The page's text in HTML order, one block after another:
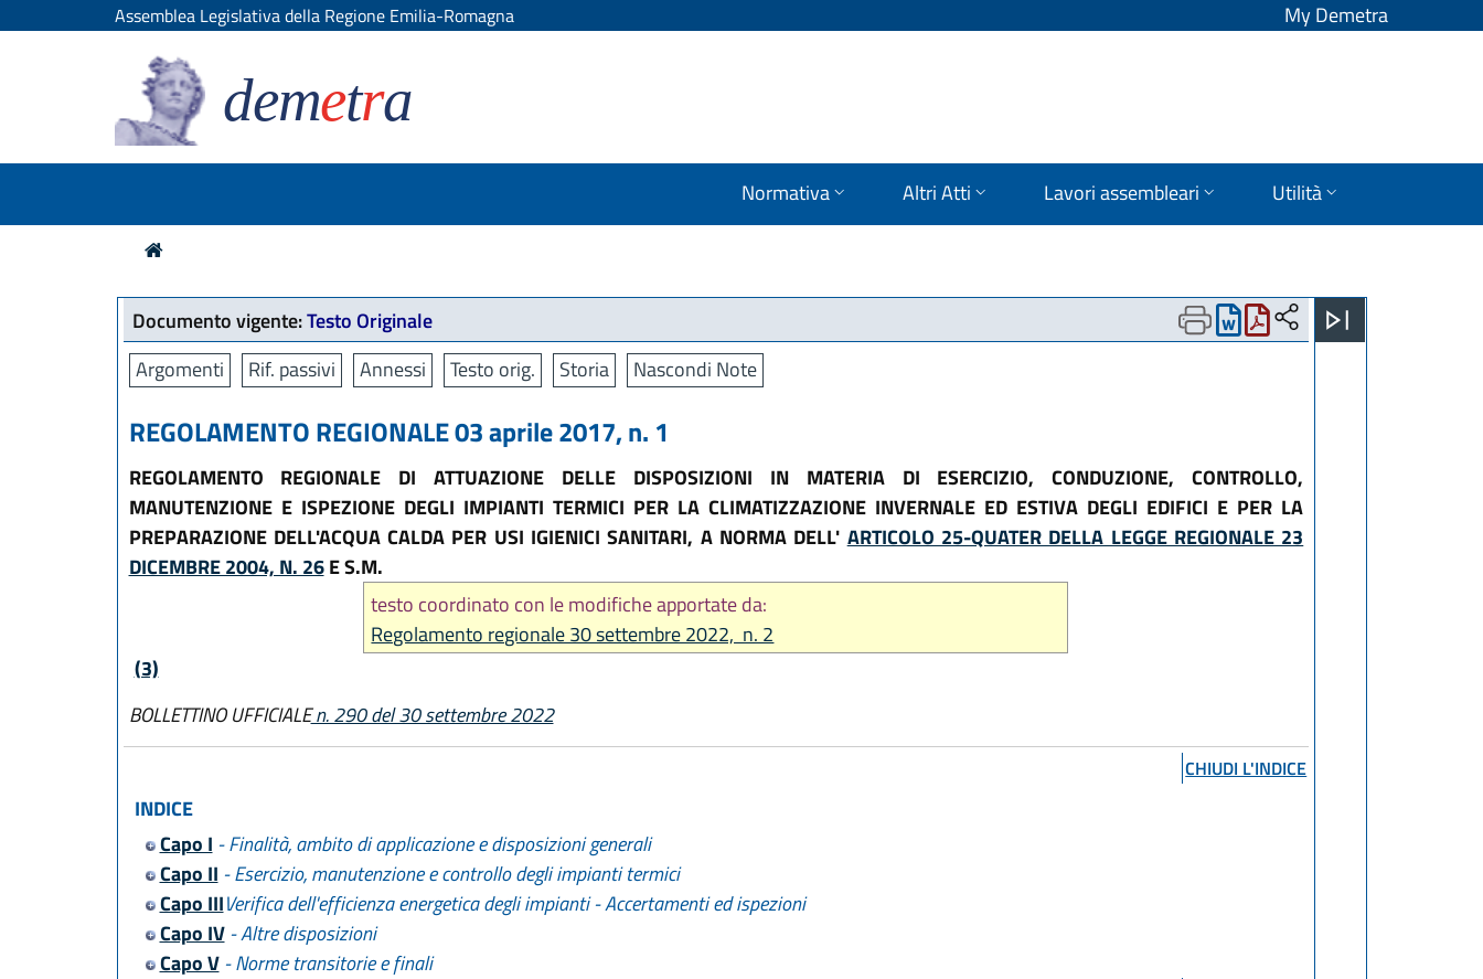
Assemblea Legislativa della Regione Emilia-Romagna My Demetra
demetra
Normativa Altri Atti Lavori assembleari Utilità
Documento vigente:Testo Originale
Argomenti
Rif. passivi Annessi Testo orig. Storia Nascondi Note
REGOLAMENTO REGIONALE 03 aprile 2017, n. 1
REGOLAMENTO REGIONALE DI ATTUAZIONE DELLE DISPOSIZIONI IN MATERIA DI ESERCIZIO, CONDUZIONE, CONTROLLO,
MANUTENZIONE E ISPEZIONE DEGLI IMPIANTI TERMICI PER LA CLIMATIZZAZIONE INVERNALE ED ESTIVA DEGLI EDIFICI E PER LA
PREPARAZIONE DELL'ACQUA CALDA PER USI IGIENICI SANITARI, A NORMA DELL' ARTICOLO 25-QUATER DELLA LEGGE REGIONALE 23
DICEMBRE 2004, N. 26E S.M.
testo coordinato con le modifiche apportate da:
Regolamento regionale 30 settembre 2022, n. 2
(3)
BOLLETTINO UFFICIALEn. 290 del 30 settembre 2022
CHIUDI L'INDICE
INDICE
Capo I - Finalità, ambito di applicazione e disposizioni generali
Capo II - Esercizio, manutenzione e controllo degli impianti termici
Capo IIIVerifica dell'efficienza energetica degli impianti - Accertamenti ed ispezioni
Capo IV- Altre disposizioni
Capo V- Norme transitorie e finali